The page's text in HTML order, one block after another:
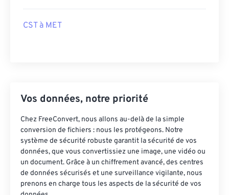
CST à MET
Vos données, notre priorité
Chez FreeConvert, nous allons au-delà de la simple
conversion de fichiers : nous les protégeons. Notre
système de sécurité robuste garantit la sécurité de vos
données, que vous convertissiez une image, une vidéo ou
un document. Grâce à un chiffrement avancé, des centres
de données sécurisés et une surveillance vigilante, nous
prenons en charge tous les aspects de la sécurité de vos